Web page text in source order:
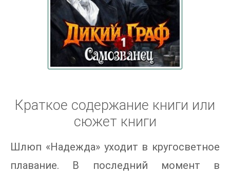
Краткое содержание книги или
сюжет книги
Шлюп «Надежда» уходит в кругосветное
плавание. В последний момент в